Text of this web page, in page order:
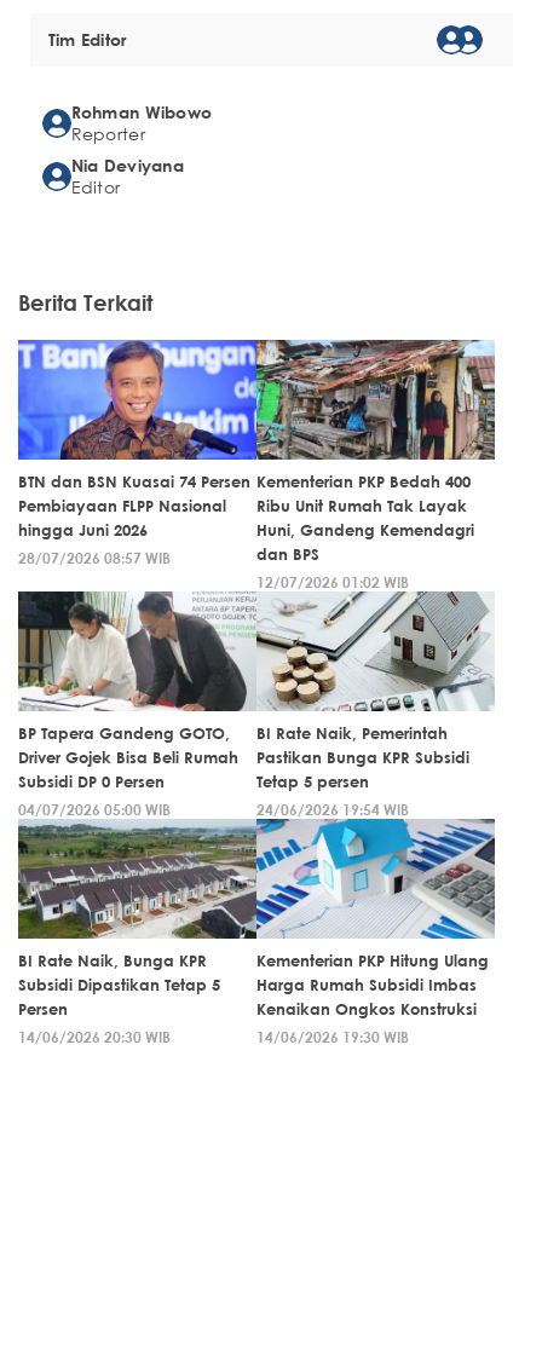
Tim Editor
Rohman Wibowo
Reporter
Nia Deviyana
Editor
Berita Terkait
BTN dan BSN Kuasai 74 Persen
Pembiayaan FLPP Nasional
hingga Juni 2026
28/07/2026 08:57 WIB
Kementerian PKP Bedah 400
Ribu Unit Rumah Tak Layak
Huni, Gandeng Kemendagri
dan BPS
12/07/2026 01:02 WIB
BP Tapera Gandeng GOTO,
Driver Gojek Bisa Beli Rumah
Subsidi DP 0 Persen
04/07/2026 05:00 WIB
BI Rate Naik, Pemerintah
Pastikan Bunga KPR Subsidi
Tetap 5 persen
24/06/2026 19:54 WIB
BI Rate Naik, Bunga KPR
Subsidi Dipastikan Tetap 5
Persen
14/06/2026 20:30 WIB
Kementerian PKP Hitung Ulang
Harga Rumah Subsidi Imbas
Kenaikan Ongkos Konstruksi
14/06/2026 19:30 WIB